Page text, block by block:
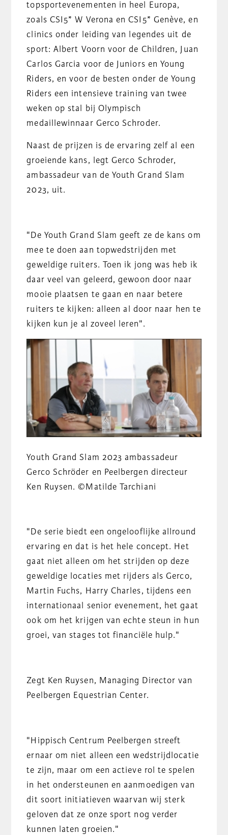
topsportevenementen in heel Europa,
zoals CSI5* W Verona en CSI5* Genève, en
clinics onder leiding van legendes uit de
sport: Albert Voorn voor de Children, Juan
Carlos Garcia voor de Juniors en Young
Riders, en voor de besten onder de Young
Riders een intensieve training van twee
weken op stal bij Olympisch
medaillewinnaar Gerco Schroder.
Naast de prijzen is de ervaring zelf al een
groeiende kans, legt Gerco Schroder,
ambassadeur van de Youth Grand Slam
2023, uit.
"De Youth Grand Slam geeft ze de kans om
mee te doen aan topwedstrijden met
geweldige ruiters. Toen ik jong was heb ik
daar veel van geleerd, gewoon door naar
mooie plaatsen te gaan en naar betere
ruiters te kijken: alleen al door naar hen te
kijken kun je al zoveel leren".
Youth Grand Slam 2023 ambassadeur
Gerco Schröder en Peelbergen directeur
Ken Ruysen. ©Matilde Tarchiani
"De serie biedt een ongelooflijke allround
ervaring en dat is het hele concept. Het
gaat niet alleen om het strijden op deze
geweldige locaties met rijders als Gerco,
Martin Fuchs, Harry Charles, tijdens een
internationaal senior evenement, het gaat
ook om het krijgen van echte steun in hun
groei, van stages tot financiële hulp."
Zegt Ken Ruysen, Managing Director van
Peelbergen Equestrian Center.
"Hippisch Centrum Peelbergen streeft
ernaar om niet alleen een wedstrijdlocatie
te zijn, maar om een actieve rol te spelen
in het ondersteunen en aanmoedigen van
dit soort initiatieven waarvan wij sterk
geloven dat ze onze sport nog verder
kunnen laten groeien."